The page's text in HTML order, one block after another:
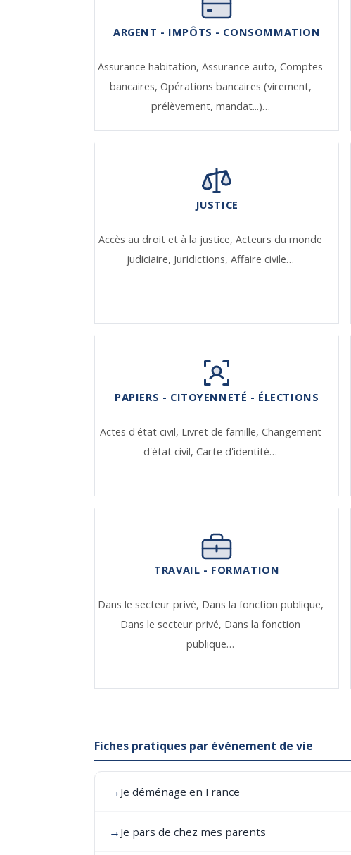
ARGENT - IMPÔTS - CONSOMMATION
Assurance habitation,Assurance auto,Comptes
bancaires, Opérations bancaires (virement,
prélèvement, mandat...)…
JUSTICE
Accès au droit et à la justice,Acteurs du monde
judiciaire, Juridictions,Affaire civile…
PAPIERS - CITOYENNETÉ - ÉLECTIONS
Actes d'état civil, Livret de famille, Changement
d'état civil,Carte d'identité…
TRAVAIL - FORMATION
Dans le secteur privé, Dans la fonction publique,
Dans le secteur privé, Dans la fonction
publique…
Fiches pratiques par événement de vie
→ Je déménage en France
→ Je pars de chez mes parents